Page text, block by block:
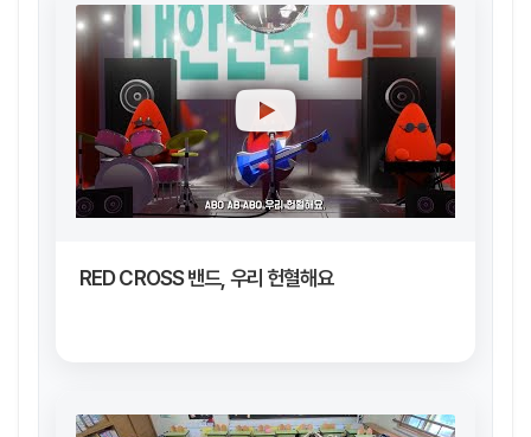
RED CROSS 밴드, 우리 헌혈해요